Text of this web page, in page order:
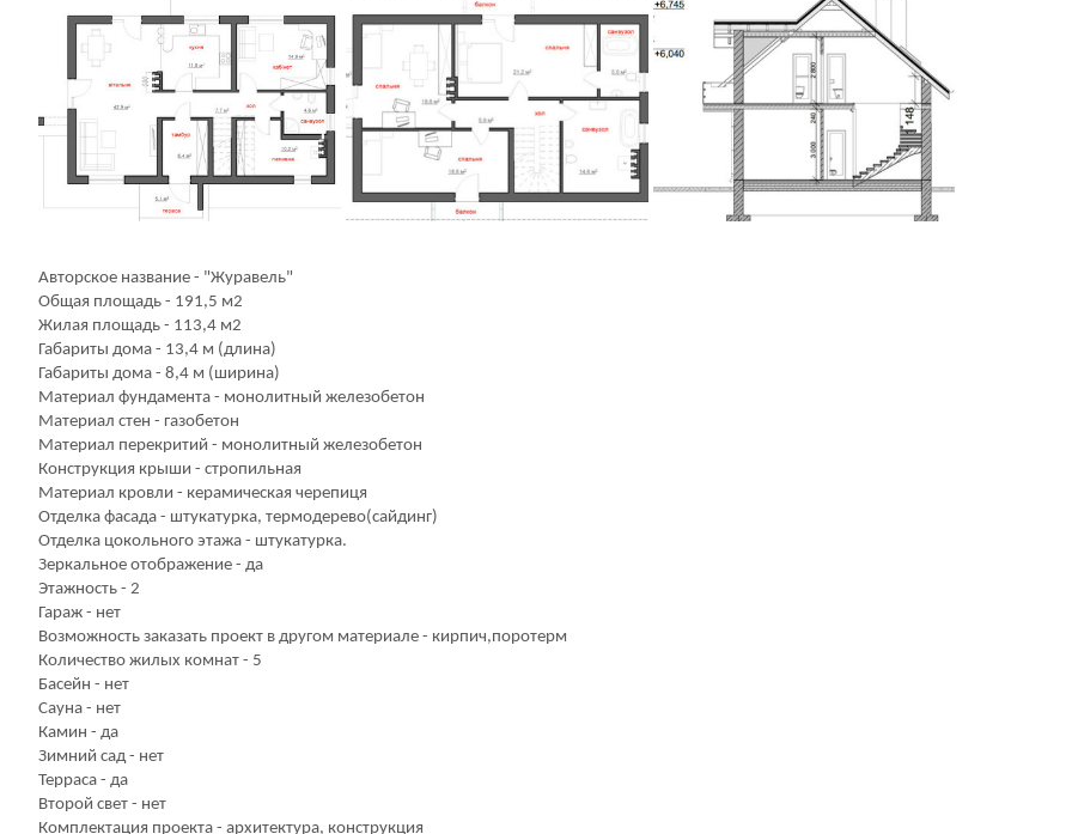
Авторское название - "Журавель"
Общая площадь - 191,5 м2
Жилая площадь - 113,4 м2
Габариты дома - 13,4 м (длина)
Габариты дома - 8,4 м (ширина)
Материал фундамента - монолитный железобетон
Материал стен - газобетон
Материал перекритий - монолитный железобетон
Конструкция крыши - стропильная
Материал кровли - керамическая черепиця
Отделка фасада - штукатурка, термодерево(сайдинг)
Отделка цокольного этажа - штукатурка.
Зеркальное отображение - да
Этажность - 2
Гараж - нет
Возможность заказать проект в другом материале - кирпич,поротерм
Количество жилых комнат - 5
Басейн - нет
Сауна - нет
Камин - да
Зимний сад - нет
Терраса - да
Второй свет - нет
Комплектация проекта - архитектура, конструкция